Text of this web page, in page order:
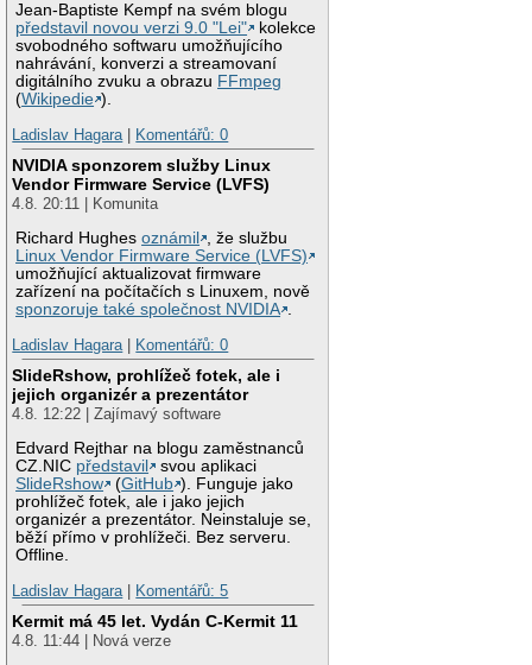
Jean-Baptiste Kempf na svém blogu
představil novou verzi 9.0 "Lei"
kolekce
svobodného softwaru umožňujícího
nahrávání, konverzi a streamovaní
digitálního zvuku a obrazu FFmpeg
(Wikipedie ).
Ladislav Hagara
Komentářů: 0
NVIDIA sponzorem služby Linux
Vendor Firmware Service (LVFS)
4.8. 20:11 | Komunita
Richard Hughesoznámil
, že službu
Linux Vendor Firmware Service (LVFS)
umožňující aktualizovat firmware
zařízení na počítačích s Linuxem, nově
sponzoruje také společnost NVIDIA .
Ladislav Hagara | Komentářů: 0
SlideRshow, prohlížeč fotek, ale i
jejich organizér a prezentátor
4.8. 12:22 | Zajímavý software
Edvard Rejthar na blogu zaměstnanců
CZ.NIC představil
svou aplikaci
SlideRshow
(GitHub ). Funguje jako
prohlížeč fotek, ale i jako jejich
organizér a prezentátor. Neinstaluje se,
běží přímo v prohlížeči. Bez serveru.
Offline.
Ladislav Hagara | Komentářů: 5
Kermit má 45 let. Vydán C-Kermit 11
4.8. 11:44 | Nová verze